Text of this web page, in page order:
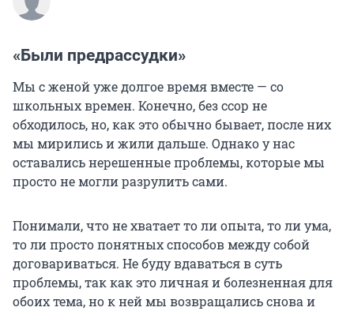
«Были предрассудки»
Мы с женой уже долгое время вместе — со
школьных времен. Конечно, без ссор не
обходилось, но, как это обычно бывает, после них
мы мирились и жили дальше. Однако у нас
оставались нерешенные проблемы, которые мы
просто не могли разрулить сами.
Понимали, что не хватает то ли опыта, то ли ума,
то ли просто понятных способов между собой
договариваться. Не буду вдаваться в суть
проблемы, так как это личная и болезненная для
обоих тема, но к ней мы возвращались снова и